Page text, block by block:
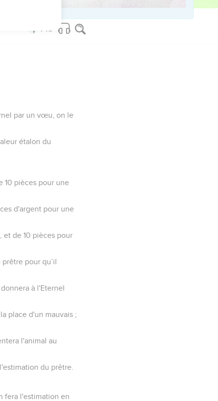
par un vœu, on le
étalon du
10 pièces pour une
d'argent pour une
et de 10 pièces pour
pour qu’il
à l'Eternel
place d'un mauvais ;
l'animal au
du prêtre.
fera l'estimation en